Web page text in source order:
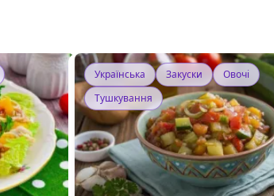
Українська Закуски
Овочі
Тушкування